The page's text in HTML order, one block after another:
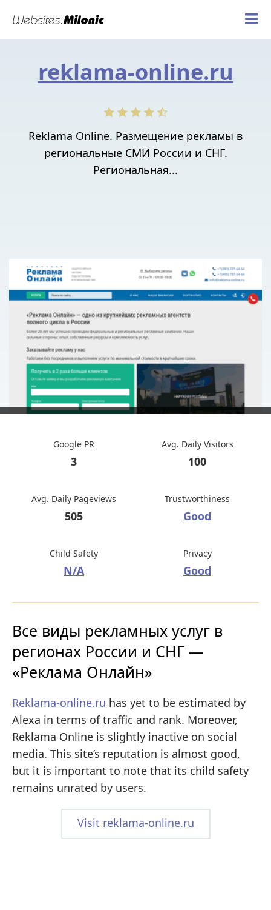
reklama-online.ru
Reklama Online. Размещение рекламы в
региональные СМИ России и СНГ.
Региональная...
Google PR
3
Avg. Daily Visitors
100
Avg. Daily Pageviews
505
Trustworthiness
Good
Child Safety
N/A
Privacy
Good
Все виды рекламных услуг в
регионах России и СНГ —
«Реклама Онлайн»
Reklama-online.ru has yet to be estimated by
Alexa in terms of traffic and rank. Moreover,
Reklama Online is slightly inactive on social
media. This site’s reputation is almost good,
but it is important to note that its child safety
remains unrated by users.
Visit reklama-online.ru